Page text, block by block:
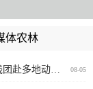
体农林
08-05